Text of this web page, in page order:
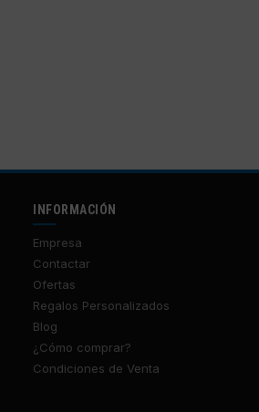
INFORMACIÓN
Empresa
Contactar
Ofertas
Regalos Personalizados
Blog
¿Cómo comprar?
Condiciones de Venta